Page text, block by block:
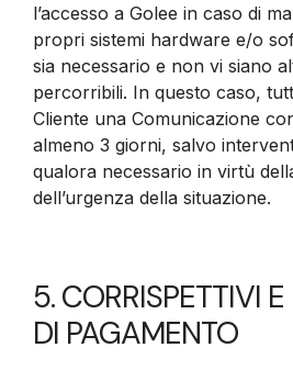
l’accesso a Golee in caso di
propri sistemi hardware e/o
sia necessario e non vi siano
percorribili. In questo caso,
Cliente una Comunicazione
almeno 3 giorni, salvo
qualora necessario in virtù
dell’urgenza della situazione.
5. CORRISPETTIVI
DI PAGAMENTO